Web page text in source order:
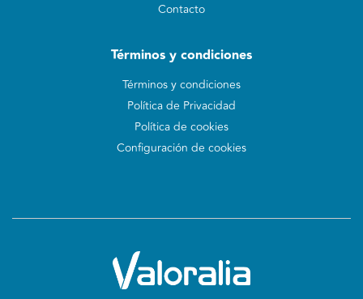
Contacto
Términos y condiciones
Términos y condiciones
Política de Privacidad
Política de cookies
Configuración de cookies